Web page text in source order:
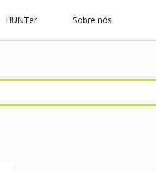
HUNTer Sobre nós